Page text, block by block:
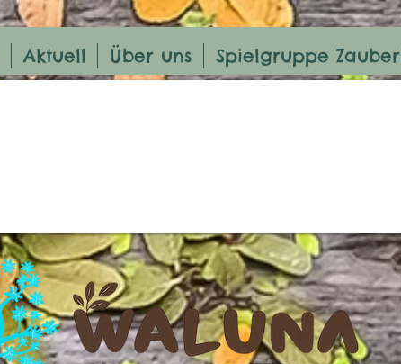
Aktuell Über uns Spielgruppe